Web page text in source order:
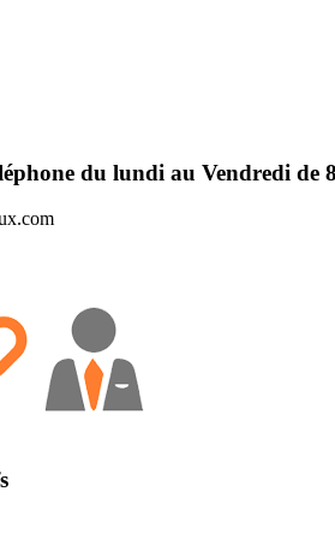
du lundi au Vendredi de